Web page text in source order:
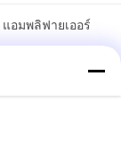
อมพลิฟายเออร์
ล็ก 3G
EST-